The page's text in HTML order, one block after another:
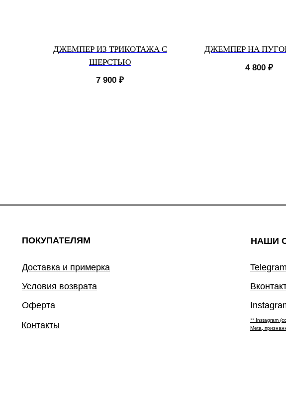
ДЖЕМПЕР ИЗ ТРИКОТАЖА С
ШЕРСТЬЮ
7 900 ₽
ДЖЕМПЕР НА
4 800 ₽
ПОКУПАТЕЛЯМ НАШИ
** Instagram
Meta,
Доставка и примерка
Условия возврата
Оферта
Контакты